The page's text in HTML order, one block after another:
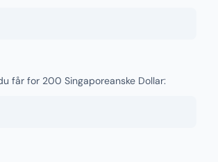
får for 200 Singaporeanske Dollar: